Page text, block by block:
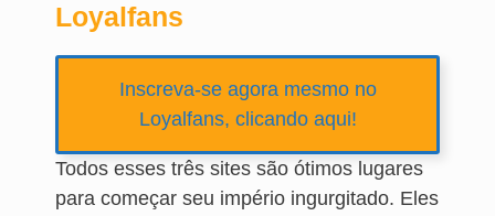
Loyalfans
Inscreva-se agora mesmo no
Loyalfans, clicando aqui!
Todos esses três sites são ótimos lugares
para começar seu império ingurgitado. Eles